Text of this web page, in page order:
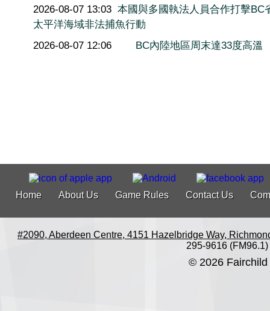
2026-08-07 13:03 本國與多國執法人員合作打擊BC
太平洋海域非法捕魚行動
2026-08-07 12:06
BC內陸地區周末達33度高溫
Home About Us Game Rules Contact Us
#2090, Aberdeen Centre, 4151 Hazelbridge Way,
295-9616 (FM96.1)
© 2026 Fairchild